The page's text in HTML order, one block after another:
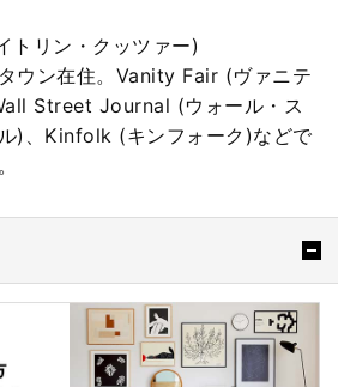
リン・クッツァー)
ウン在住。Vanity Fair (ヴァニテ
Street Journal (ウォール・ス
)、Kinfolk (キンフォーク)などで